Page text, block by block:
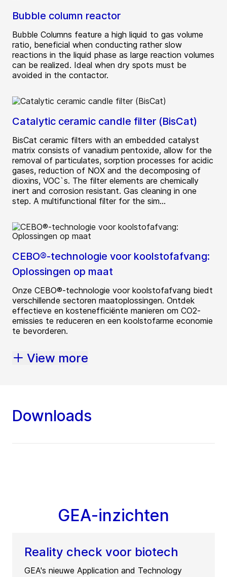
Bubble column reactor
Bubble Columns feature a high liquid to gas volume
ratio, beneficial when conducting rather slow
reactions in the liquid phase as large reaction volumes
can be realized. Ideal when dry spots must be
avoided in the contactor.
Catalytic ceramic candle filter (BisCat)
BisCat ceramic filters with an embedded catalyst
matrix consists of vanadium pentoxide, allow for the
removal of particulates, sorption processes for acidic
gases, reduction of NOX and the decomposing of
dioxins, VOC`s. The filter elements are chemically
inert and corrosion resistant. Gas cleaning in one
step. A multifunctional filter for the sim...
CEBO®-technologie voor koolstofafvang:
Oplossingen op maat
Onze CEBO®-technologie voor koolstofafvang biedt
verschillende sectoren maatoplossingen. Ontdek
effectieve en kostenefficiënte manieren om CO2-
emissies te reduceren en een koolstofarme economie
te bevorderen.
View more
Downloads
GEA-inzichten
Reality check voor biotech
GEA's nieuwe Application and Technology